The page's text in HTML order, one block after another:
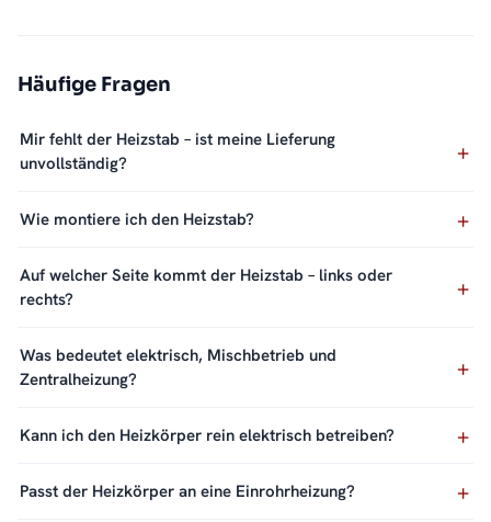
Häufige Fragen
Mir fehlt der Heizstab – ist meine Lieferung
unvollständig?
Wie montiere ich den Heizstab?
Auf welcher Seite kommt der Heizstab – links oder
rechts?
Was bedeutet elektrisch, Mischbetrieb und
Zentralheizung?
Kann ich den Heizkörper rein elektrisch betreiben?
Passt der Heizkörper an eine Einrohrheizung?